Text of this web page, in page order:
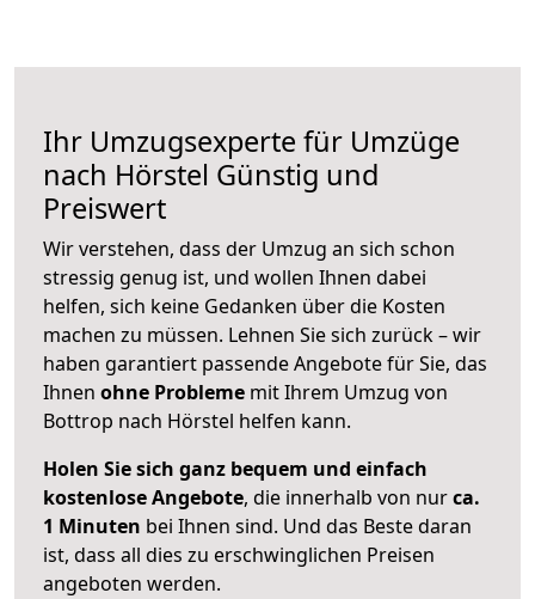
Ihr Umzugsexperte für Umzüge
nach Hörstel Günstig und
Preiswert
Wir verstehen, dass der Umzug an sich schon
stressig genug ist, und wollen Ihnen dabei
helfen, sich keine Gedanken über die Kosten
machen zu müssen. Lehnen Sie sich zurück – wir
haben garantiert passende Angebote für Sie, das
Ihnen ohne Probleme mit Ihrem Umzug von
Bottrop nach Hörstel helfen kann.
Holen Sie sich ganz bequem und einfach
kostenlose Angebote, die innerhalb von nurca.
1 Minuten bei Ihnen sind. Und das Beste daran
ist, dass all dies zu erschwinglichen Preisen
angeboten werden.